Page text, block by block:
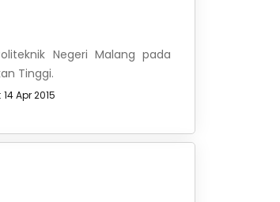
Negeri Malang pada
Tinggi.
14 Apr 2015